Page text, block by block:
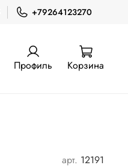
+79264123270
Профиль Корзина
арт. 12191